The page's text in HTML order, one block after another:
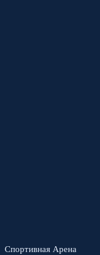
Спортивная Арена